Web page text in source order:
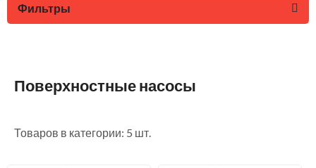
Фильтры
Поверхностные насосы
Товаров в категории: 5 шт.